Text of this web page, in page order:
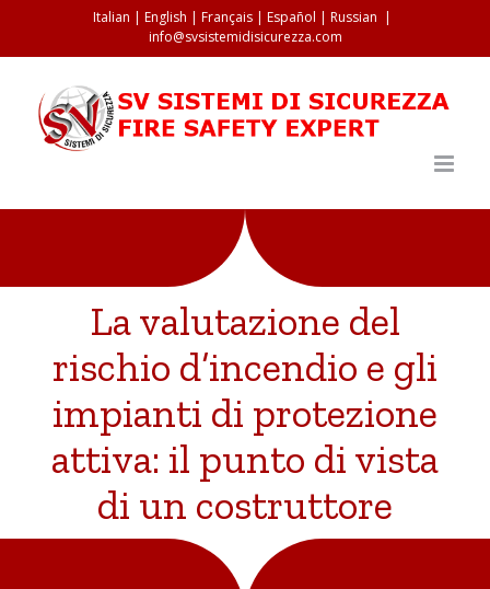
Italian | English | Français| Español | Russian |
info@svsistemidisicurezza.com
La valutazione del
rischio d’incendio e gli
impianti di protezione
attiva: il punto di vista
di un costruttore